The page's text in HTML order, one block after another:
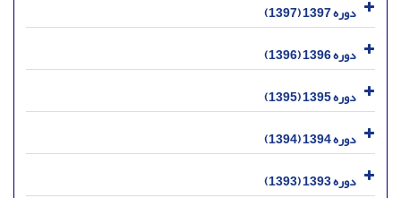
دوره 1397 (1397)
دوره 1396 (1396)
دوره 1395 (1395)
دوره 1394 (1394)
دوره 1393 (1393)